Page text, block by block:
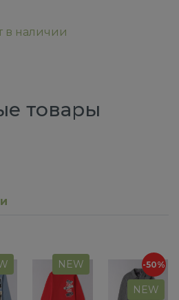
в наличии
товары
NEW -50%
NEW